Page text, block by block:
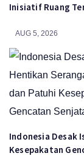
Inisiatif Ruang
AUG 5, 2026
Indonesia Desak
Kesepakatan